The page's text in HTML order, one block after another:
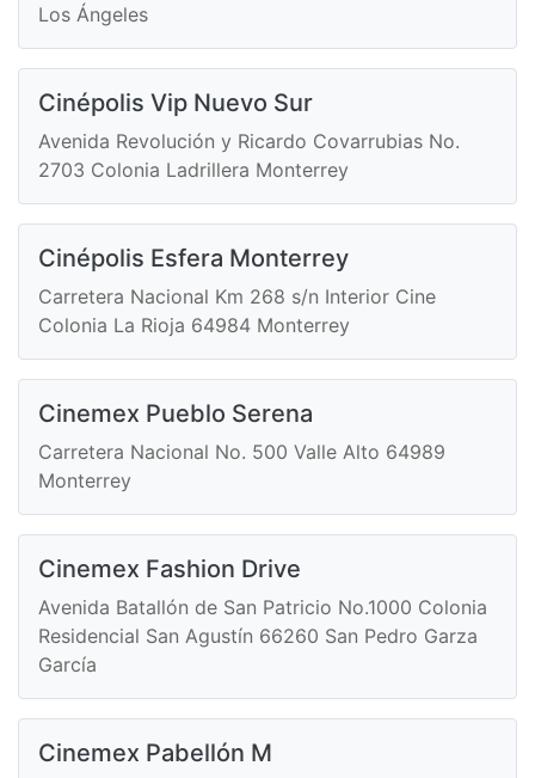
Los Ángeles
Cinépolis Vip Nuevo Sur
Avenida Revolución y Ricardo Covarrubias No.
2703 Colonia Ladrillera Monterrey
Cinépolis Esfera Monterrey
Carretera Nacional Km 268 s/n Interior Cine
Colonia La Rioja 64984 Monterrey
Cinemex Pueblo Serena
Carretera Nacional No. 500 Valle Alto 64989
Monterrey
Cinemex Fashion Drive
Avenida Batallón de San Patricio No.1000 Colonia
Residencial San Agustín 66260 San Pedro Garza
García
Cinemex Pabellón M